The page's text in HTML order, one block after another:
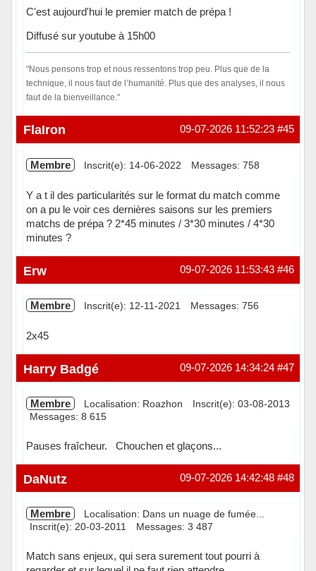
C'est aujourd'hui le premier match de prépa !
Diffusé sur youtube à 15h00
"Nous pensons trop et nous ressentons trop peu. Plus que de la
technique, il nous faut de l’humanité. Plus que des analyses, il nous
faut de la bienveillance."
Hors ligne #45
09-07-2026 11:52:23
FlaIron
Membre Inscrit(e): 14-06-2022 Messages: 758
Y a t il des particularités sur le format du match comme
on a pu le voir ces dernières saisons sur les premiers
matchs de prépa ? 2*45 minutes / 3*30 minutes / 4*30
minutes ?
Hors ligne #46
09-07-2026 11:53:43
Erw
Membre Inscrit(e): 12-11-2021 Messages: 756
2x45
Hors ligne #47
09-07-2026 14:34:24
Harry Badgé
Membre Localisation: Roazhon
Inscrit(e): 03-08-2013
Messages: 8 615
Pauses fraîcheur. Chouchen et glaçons...
Hors ligne #48
09-07-2026 14:42:48
DaNutz
Membre
Localisation: Dans un nuage de fumée...
Inscrit(e): 20-03-2011
Messages: 3 487
Match sans enjeux, qui sera surement tout pourri à